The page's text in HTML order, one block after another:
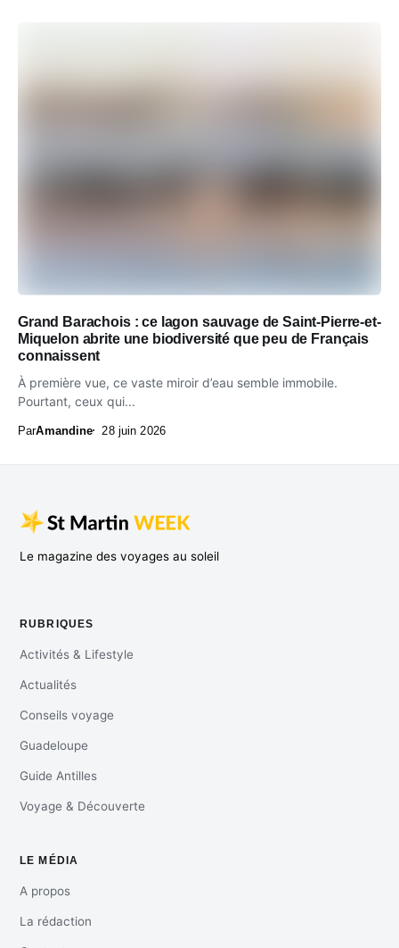
Grand Barachois : ce lagon sauvage de Saint-Pierre-et-
Miquelon abrite une biodiversité que peu de Français
connaissent
À première vue, ce vaste miroir d’eau semble immobile.
Pourtant, ceux qui...
ParAmandine 28 juin 2026
Le magazine des voyages au soleil
RUBRIQUES
Activités & Lifestyle
Actualités
Conseils voyage
Guadeloupe
Guide Antilles
Voyage & Découverte
LE MÉDIA
A propos
La rédaction